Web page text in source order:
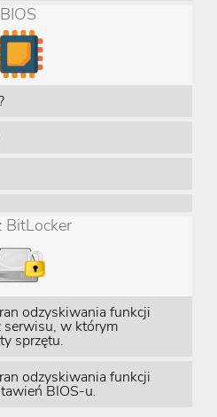
BIOS
BitLocker
odzyskiwania funkcji
serwisu, w którym
sprzętu.
odzyskiwania funkcji
BIOS-u.